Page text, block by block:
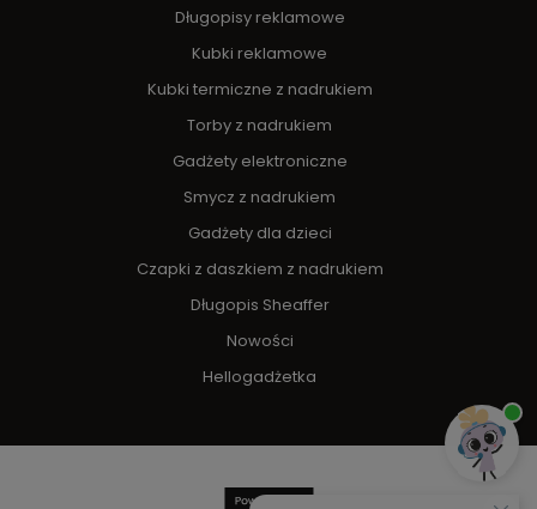
Długopisy reklamowe
Kubki reklamowe
Kubki termiczne z nadrukiem
Torby z nadrukiem
Gadżety elektroniczne
Smycz z nadrukiem
Gadżety dla dzieci
Czapki z daszkiem z nadrukiem
Długopis Sheaffer
Nowości
Hellogadżetka